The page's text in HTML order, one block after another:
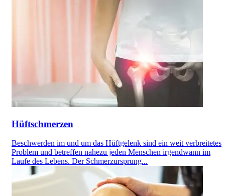
Hüftschmerzen
Beschwerden im und um das Hüftgelenk sind ein weit verbreitetes
Problem und betreffen nahezu jeden Menschen irgendwann im
Laufe des Lebens. Der Schmerzursprung...